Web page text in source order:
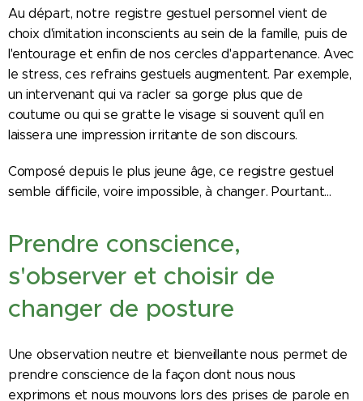
Au départ, notre registre gestuel personnel vient de
choix d'imitation inconscients au sein de la famille, puis de
l'entourage et enfin de nos cercles d'appartenance. Avec
le stress, ces refrains gestuels augmentent. Par exemple,
un intervenant qui va racler sa gorge plus que de
coutume ou qui se gratte le visage si souvent qu'il en
laissera une impression irritante de son discours.
Composé depuis le plus jeune âge, ce registre gestuel
semble difficile, voire impossible, à changer. Pourtant...
Prendre conscience,
s'observer et choisir de
changer de posture
Une observation neutre et bienveillante nous permet de
prendre conscience de la façon dont nous nous
exprimons et nous mouvons lors des prises de parole en